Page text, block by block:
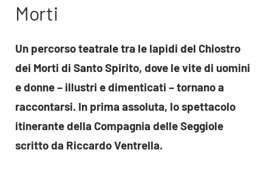
Morti
Un percorso teatrale tra le lapidi del Chiostro
dei Morti di Santo Spirito, dove le vite di uomini
e donne – illustri e dimenticati – tornano a
raccontarsi. In prima assoluta, lo spettacolo
itinerante della Compagnia delle Seggiole
scritto da Riccardo Ventrella.